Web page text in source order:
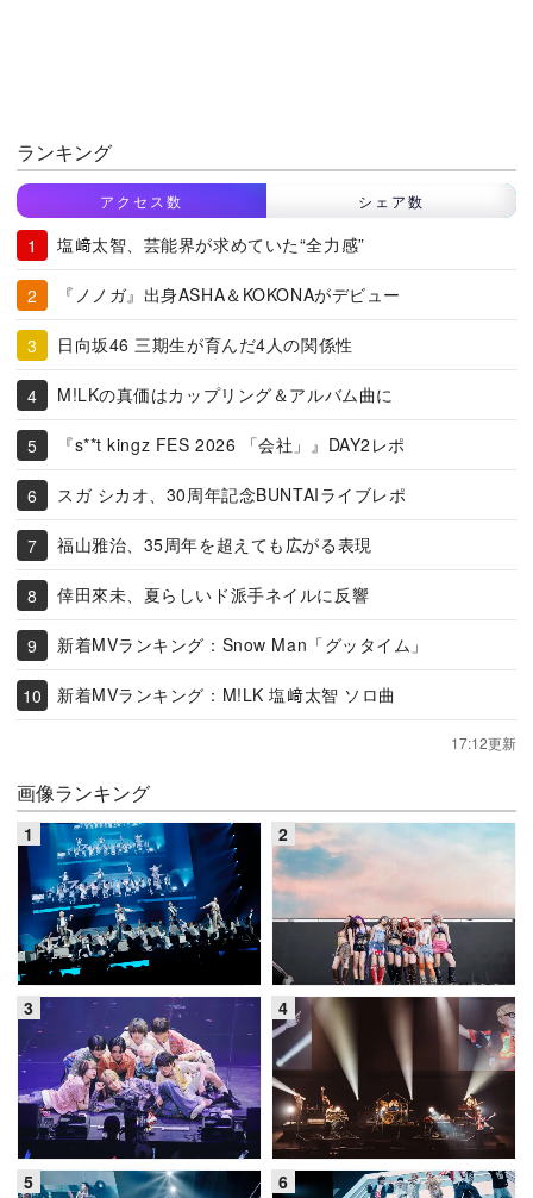
ランキング
アクセス数 シェア数
塩﨑太智、芸能界が求めていた“全力感”
『ノノガ』出身ASHA＆KOKONAがデビュー
日向坂46 三期生が育んだ4人の関係性
M!LKの真価はカップリング＆アルバム曲に
『s**t kingz FES 2026 「会社」』DAY2レポ
スガ シカオ、30周年記念BUNTAIライブレポ
福山雅治、35周年を超えても広がる表現
倖田來未、夏らしいド派手ネイルに反響
新着MVランキング：Snow Man「グッタイム」
新着MVランキング：M!LK 塩﨑太智 ソロ曲
17:12更新
画像ランキング